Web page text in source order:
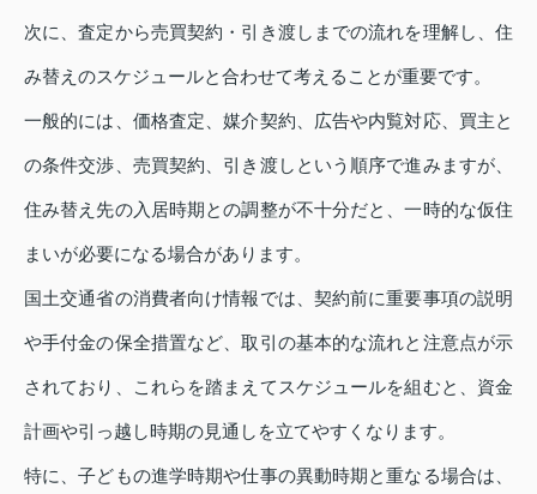
次に、査定から売買契約・引き渡しまでの流れを理解し、住
み替えのスケジュールと合わせて考えることが重要です。
一般的には、価格査定、媒介契約、広告や内覧対応、買主と
の条件交渉、売買契約、引き渡しという順序で進みますが、
住み替え先の入居時期との調整が不十分だと、一時的な仮住
まいが必要になる場合があります。
国土交通省の消費者向け情報では、契約前に重要事項の説明
や手付金の保全措置など、取引の基本的な流れと注意点が示
されており、これらを踏まえてスケジュールを組むと、資金
計画や引っ越し時期の見通しを立てやすくなります。
特に、子どもの進学時期や仕事の異動時期と重なる場合は、